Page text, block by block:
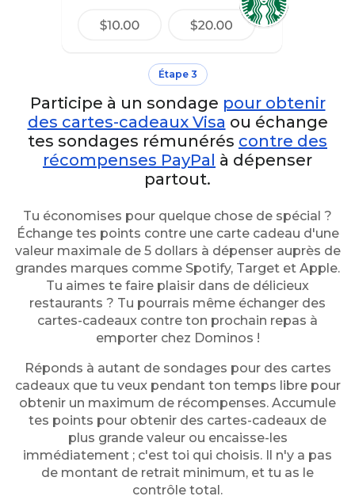
Étape 3
Participe à un sondage pour obtenir
des cartes-cadeaux Visa ou échange
tes sondages rémunérés contre des
récompenses PayPal à dépenser
partout.
Tu économises pour quelque chose de spécial ?
Échange tes points contre une carte cadeau d'une
valeur maximale de 5 dollars à dépenser auprès de
grandes marques comme Spotify, Target et Apple.
Tu aimes te faire plaisir dans de délicieux
restaurants ? Tu pourrais même échanger des
cartes-cadeaux contre ton prochain repas à
emporter chez Dominos !
Réponds à autant de sondages pour des cartes
cadeaux que tu veux pendant ton temps libre pour
obtenir un maximum de récompenses. Accumule
tes points pour obtenir des cartes-cadeaux de
plus grande valeur ou encaisse-les
immédiatement ; c'est toi qui choisis. Il n'y a pas
de montant de retrait minimum, et tu as le
contrôle total.